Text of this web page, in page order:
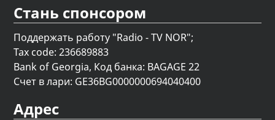
Стань спонсором
Поддержать работу "Radio - TV NOR";
Tax code: 236689883
Bank of Georgia, Код банка: BAGAGE 22
Счет в лари: GE36BG0000000694040400
Адрес